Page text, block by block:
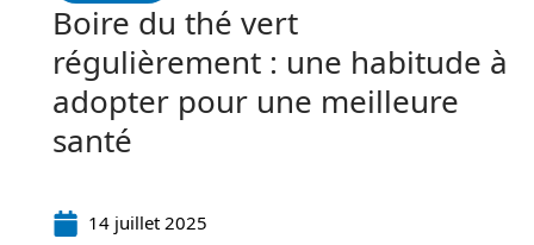
Boire du thé vert
régulièrement : une habitude à
adopter pour une meilleure
santé
14 juillet 2025